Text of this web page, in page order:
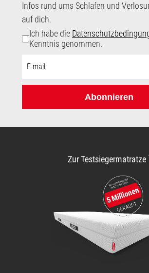
Infos rund ums Schlafen und
auf dich.
Ich habe die
Kenntnis genommen.
Mail-
Abonnieren
Zur Testsiegermatratze